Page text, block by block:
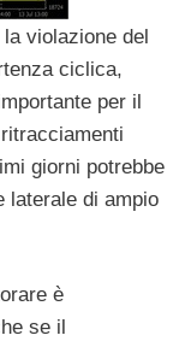
violazione del
ciclica,
per il
giorni potrebbe
laterale di ampio
è
se il